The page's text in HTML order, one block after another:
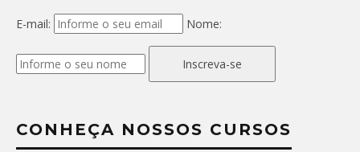
E-mail: Nome:
Inscreva-se
CONHEÇA NOSSOS CURSOS